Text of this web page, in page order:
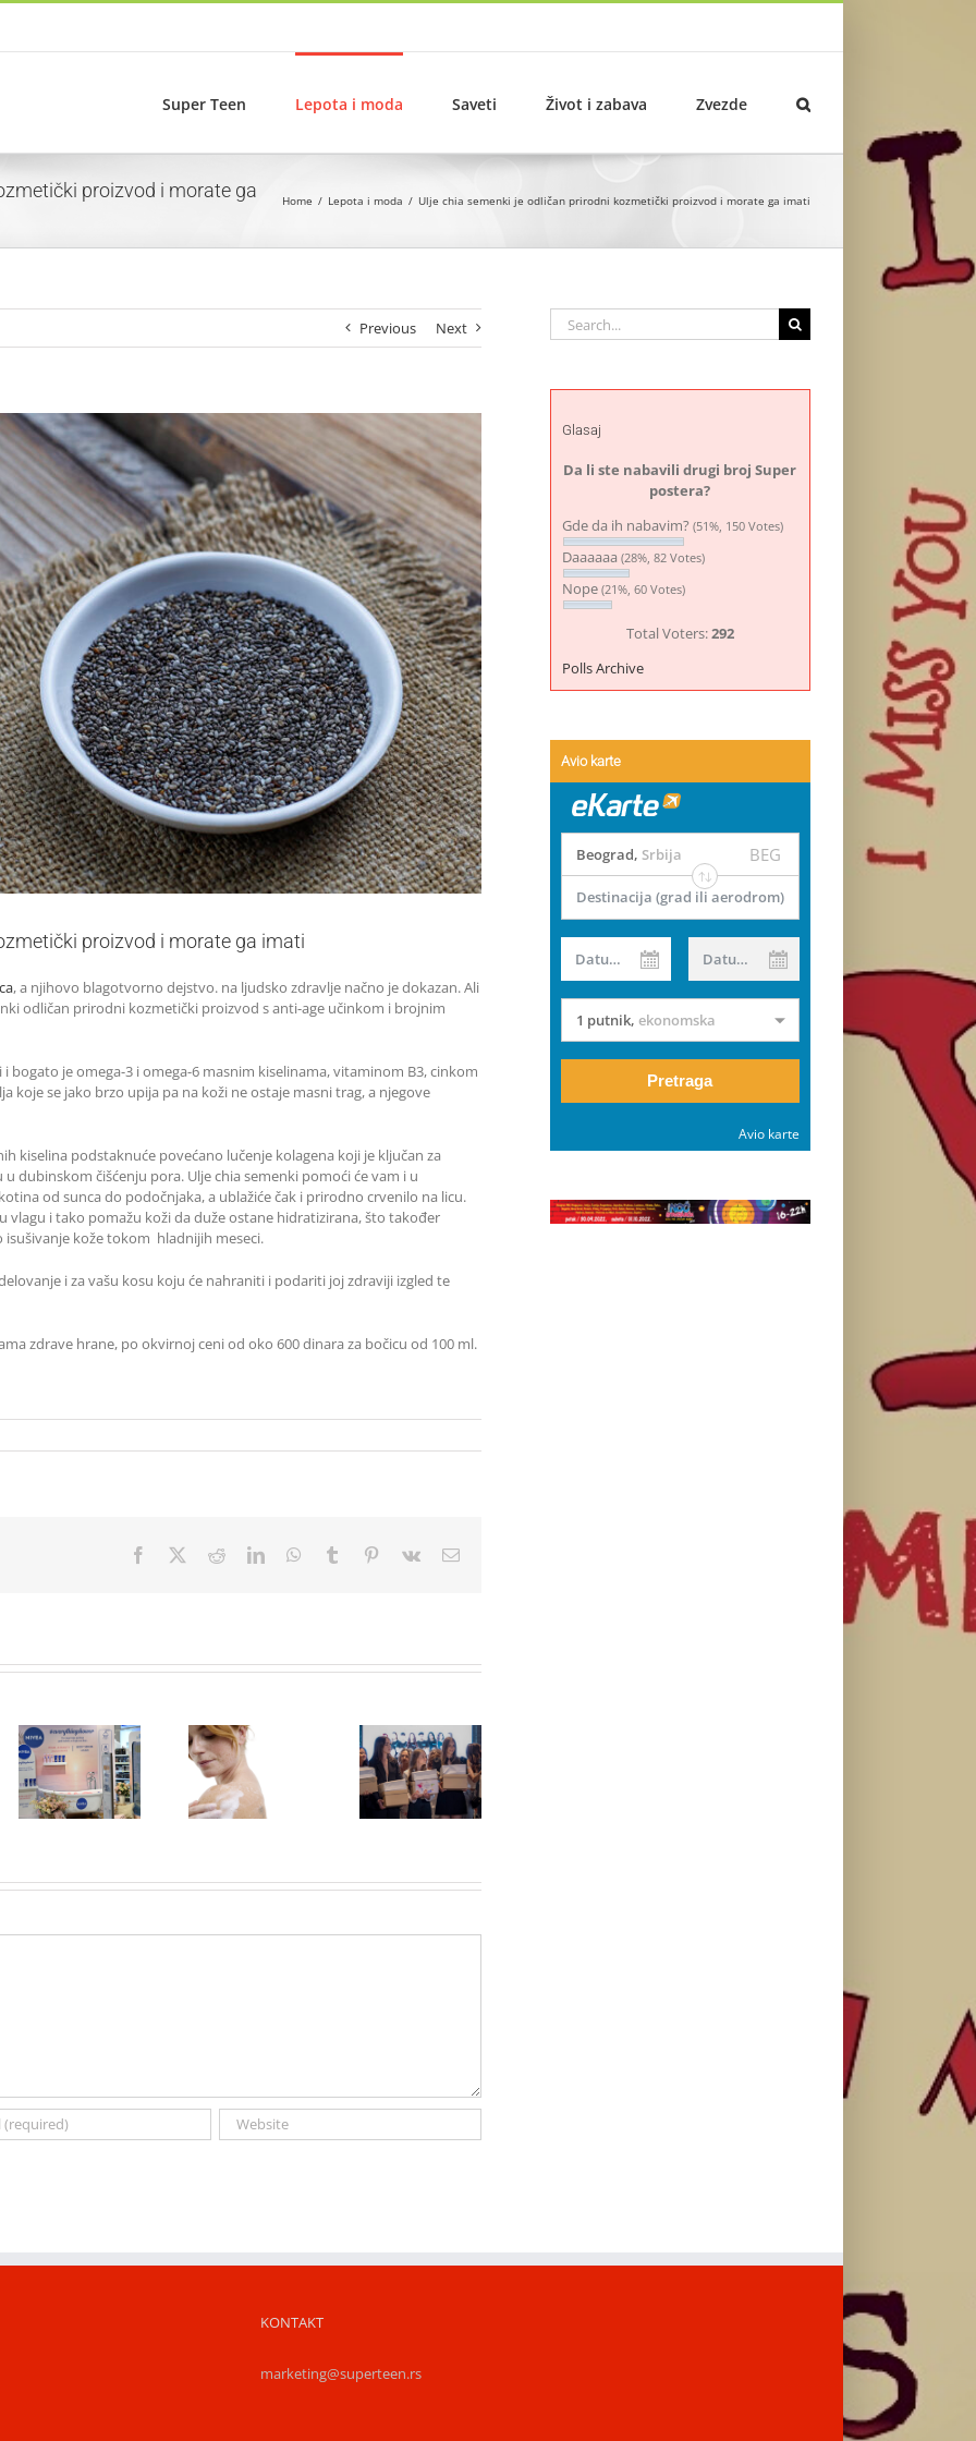
Super Teen Lepota i moda Saveti Život i zabava Zvezde
proizvod i morate ga
Home Lepota i moda Ulje chia semenki je odličan prirodni kozmetički proizvod i morate ga imati
Previous Next
proizvod i morate ga imati
, a njihovo blagotvorno dejstvo. na ljudsko zdravlje načno je dokazan. Ali
odličan prirodni kozmetički proizvod s anti-age učinkom i brojnim
bogato je omega-3 i omega-6 masnim kiselinama, vitaminom B3, cinkom
koje se jako brzo upija pa na koži ne ostaje masni trag, a njegove
kiselina podstaknuće povećano lučenje kolagena koji je ključan za
dubinskom čišćenju pora. Ulje chia semenki pomoći će vam i u
od sunca do podočnjaka, a ublažiće čak i prirodno crvenilo na licu.
vlagu i tako pomažu koži da duže ostane hidratizirana, što također
kože tokom hladnijih meseci.
i za vašu kosu koju će nahraniti i podariti joj zdraviji izgled te
zdrave hrane, po okvirnoj ceni od oko 600 dinara za bočicu od 100 ml.
Facebook RedditLinkedInWhatsApp
Tumblr Pinterest
Vk Email
U Lilly
drogerijama
do 31. jula
proizvodi za
Koža kao na
odmoru –
Shaping
Futures:
Revija frizura
Search
for:
Glasaj
Da li ste nabavili drugi broj Super
postera?
Gde da ih nabavim? (51%, 150 Votes)
Daaaaaa (28%, 82 Votes)
Nope (21%, 60 Votes)
Total Voters:292
Polls Archive
Avio karte
Beograd, Srbija BEG
Destinacija (grad ili aerodrom)
Datum od Datum do
1 putnik, ekonomska
Pretraga
Avio karte
KONTAKT
marketing@superteen.rs